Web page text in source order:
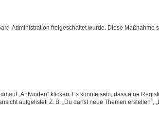
Administration freigeschaltet wurde. Diese Maßnahme
auf „Antworten“ klicken. Es könnte sein, dass eine
aufgelistet. Z. B. „Du darfst neue Themen erstellen“,